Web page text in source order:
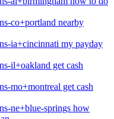
co+portland nearby
ia+cincinnati my payday
il+oakland get cash
mo+montreal get cash
ne+blue-springs how